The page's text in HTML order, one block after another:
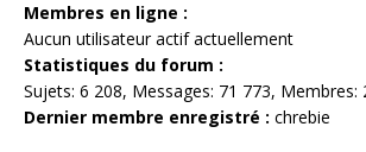
Membres en ligne :
Aucun utilisateur actif actuellement
Statistiques du forum :
Sujets: 6 208, Messages: 71 773, Membres:
Dernier membre enregistré : chrebie